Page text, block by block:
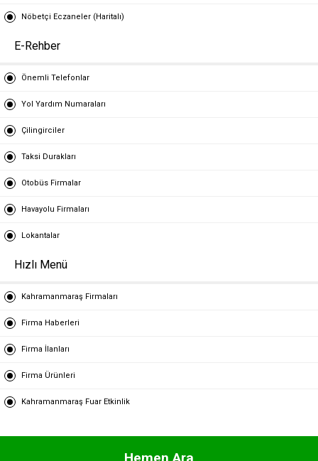
Nöbetçi Eczaneler (Haritalı)
E-Rehber
Önemli Telefonlar
Yol Yardım Numaraları
Çilingirciler
Taksi Durakları
Otobüs Firmalar
Havayolu Firmaları
Lokantalar
Hızlı Menü
Kahramanmaraş Firmaları
Firma Haberleri
Firma İlanları
Firma Ürünleri
Kahramanmaraş Fuar Etkinlik
Hemen Ara